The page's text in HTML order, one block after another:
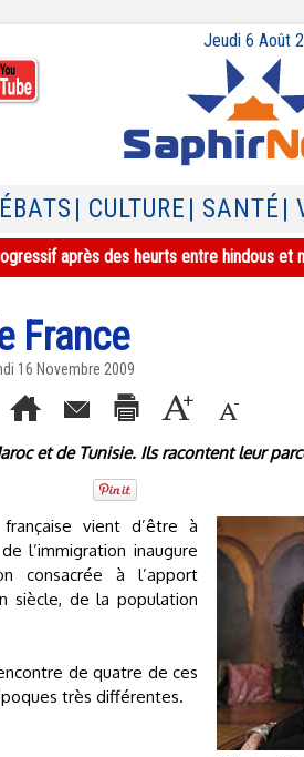
Jeudi 6 Août
| CULTURE | SANTÉ
après des heurts entre hindous et
France
16 Novembre 2009
et de Tunisie. Ils racontent leur
vient d’être à
l’immigration inaugure
consacrée à l’apport
siècle, de la population
de quatre de ces
très différentes.